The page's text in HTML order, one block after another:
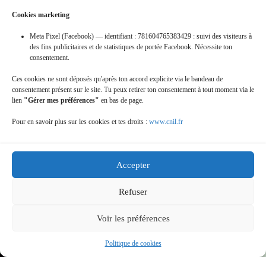
Cookies marketing
Meta Pixel (Facebook) — identifiant : 781604765383429 : suivi des visiteurs à
des fins publicitaires et de statistiques de portée Facebook. Nécessite ton
consentement.
Ces cookies ne sont déposés qu'après ton accord explicite via le bandeau de
consentement présent sur le site. Tu peux retirer ton consentement à tout moment via le
lien "Gérer mes préférences" en bas de page.
Pour en savoir plus sur les cookies et tes droits : www.cnil.fr
Accepter
Refuser
Voir les préférences
Politique de cookies
15-nov-2009_-les-feuilles-dorees-a-
agonges